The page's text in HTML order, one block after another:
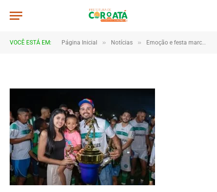
VOCÊ ESTÁ EM: Página Inicial » Notícias » Emoção e festa marcam as finais da Copa Marajá 2025 em Coroatá
IMG_0528